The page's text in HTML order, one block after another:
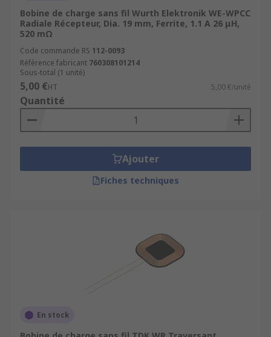
Bobine de charge sans fil Wurth Elektronik WE-WPCC
Radiale Récepteur, Dia. 19 mm, Ferrite, 1.1 A 26 μH,
520 mΩ
Code commande RS 112-0093
Référence fabricant 760308101214
Sous-total (1 unité)
5,00 €HT 5,00 €/unité
Quantité
Ajouter
Fiches techniques
En stock